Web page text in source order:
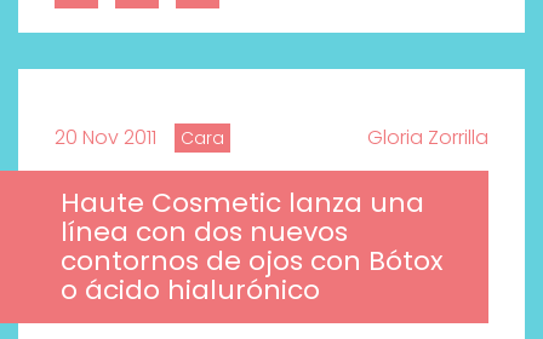
20 Nov 2011 Cara Gloria Zorrilla
Haute Cosmetic lanza una
línea con dos nuevos
contornos de ojos con Bótox
o ácido hialurónico